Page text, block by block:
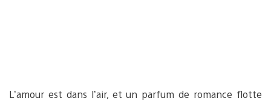
L’amour est dans l’air, et un parfum de romance flotte